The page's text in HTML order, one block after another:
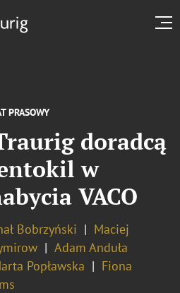
PRASOWY
doradcą
w
VACO
Bobrzyński
Maciej
Adam Anduła
Popławska
Fiona